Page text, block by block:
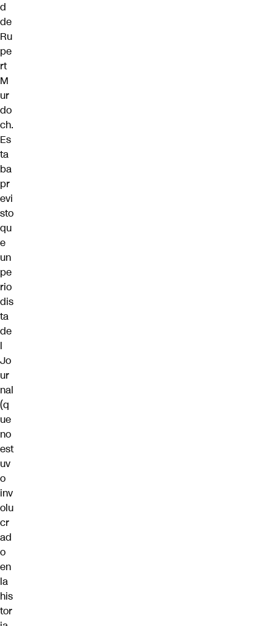
d
de
Ru
pe
rt
M
ur
do
ch.
Es
ta
ba
pr
evi
sto
qu
e
un
pe
rio
dis
ta
de
l
Jo
ur
nal
(q
ue
no
est
uv
o
inv
olu
cr
ad
o
en
la
his
tor